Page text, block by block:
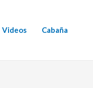
Videos Cabaña